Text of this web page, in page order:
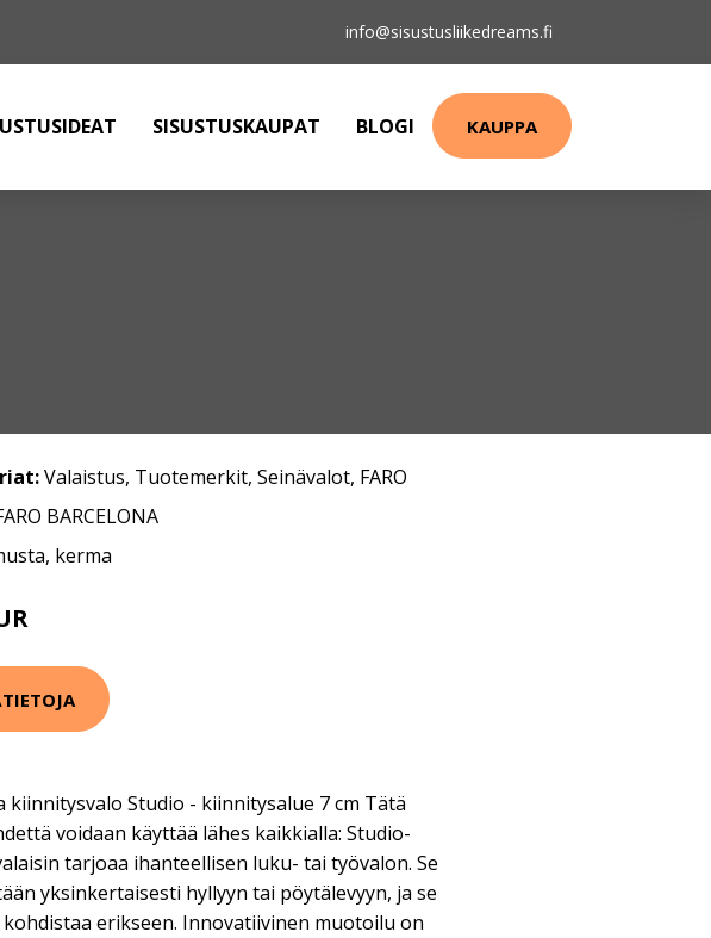
info@sisustusliikedreams.fi
SISUSTUSKAUPAT BLOGI KAUPPA
Valaistus, Tuotemerkit, Seinävalot, FARO
BARCELONA
kerma
kiinnitysvalo Studio - kiinnitysalue 7 cm Tätä
voidaan käyttää lähes kaikkialla: Studio-
tarjoaa ihanteellisen luku- tai työvalon. Se
yksinkertaisesti hyllyyn tai pöytälevyyn, ja se
erikseen. Innovatiivinen muotoilu on